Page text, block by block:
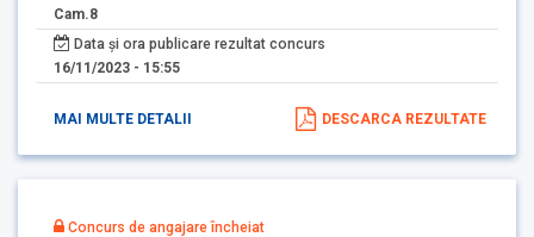
Cam.8
Data și ora publicare rezultat concurs
16/11/2023 - 15:55
MAI MULTE DETALII DESCARCA REZULTATE
Concurs de angajare încheiat